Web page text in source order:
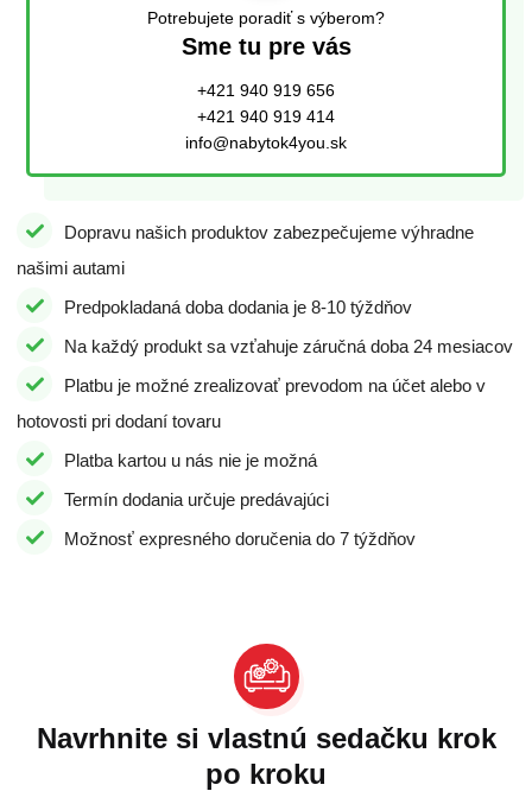
Potrebujete poradiť s výberom?
Sme tu pre vás
+421 940 919 656
+421 940 919 414
info@nabytok4you.sk
Dopravu našich produktov zabezpečujeme výhradne
našimi autami
Predpokladaná doba dodania je 8-10 týždňov
Na každý produkt sa vzťahuje záručná doba 24 mesiacov
Platbu je možné zrealizovať prevodom na účet alebo v
hotovosti pri dodaní tovaru
Platba kartou u nás nie je možná
Termín dodania určuje predávajúci
Možnosť expresného doručenia do 7 týždňov
Navrhnite si vlastnú sedačku krok
po kroku